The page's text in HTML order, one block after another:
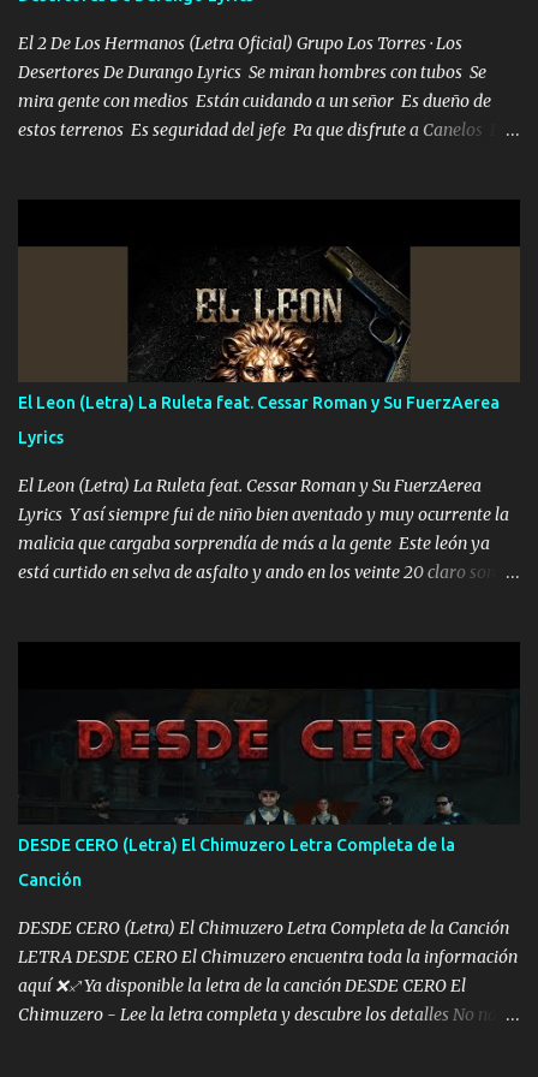
El 2 De Los Hermanos (Letra Oficial) Grupo Los Torres · Los
Desertores De Durango Lyrics Se miran hombres con tubos Se
mira gente con medios Están cuidando a un señor Es dueño de
estos terrenos Es seguridad del jefe Pa que disfrute a Canelos Es
ni tampoco las mujeres porque es platica de grandes por eso hay
que estar alegres doy las instrucciones para atender los deberes
Música Si es que salta algún problema de confianza tengo gente
ahí está el Hombre Cuarenta y también Pariente 7 arreglan
cualquier problema no más es cuestión que ordené NOS HACE
FALTA UN HERMANO DE CLAVE ERA EL 24 SIEMPRE FUE UN
HOMBRE VALIENTE POR ALGO M'URIÓ PELEAND0 SIEMPRE
VIO POR LA FAMILIA PARA QUE SIGA EL LEGADO Es el DOS de
los HERMANOS un cerebro inteligente y com...
El Leon (Letra) La Ruleta feat. Cessar Roman y Su FuerzAerea
Lyrics
El Leon (Letra) La Ruleta feat. Cessar Roman y Su FuerzAerea
Lyrics Y así siempre fui de niño bien aventado y muy ocurrente la
malicia que cargaba sorprendía de más a la gente Este león ya
está curtido en selva de asfalto y ando en los veinte 20 claro son
pa más pues hay charola les voy a dar hasta topar pues no hay de
otra Música Surcando bien mi camino voy por mi línea no veo a
los lados aquel que no corre vuela no se me duerm voy chicoteado
Ya pasé varias hazañas ya tienen rato que me agarran el colmillo
de este León los estatales no sé esperaron Al tiro esta la PrimiZa
también la nueve que cargo al lado doy la mano al que su amigo y
al traicionero damos pa abajo Y No me paran aquí hay pa más
pues hay charola les voy a dar hasta topar pues no hay de otra...
DESDE CERO (Letra) El Chimuzero Letra Completa de la
Canción
DESDE CERO (Letra) El Chimuzero Letra Completa de la Canción
LETRA DESDE CERO El Chimuzero encuentra toda la información
aquí ❌♐ Ya disponible la letra de la canción DESDE CERO El
Chimuzero - Lee la letra completa y descubre los detalles No nací